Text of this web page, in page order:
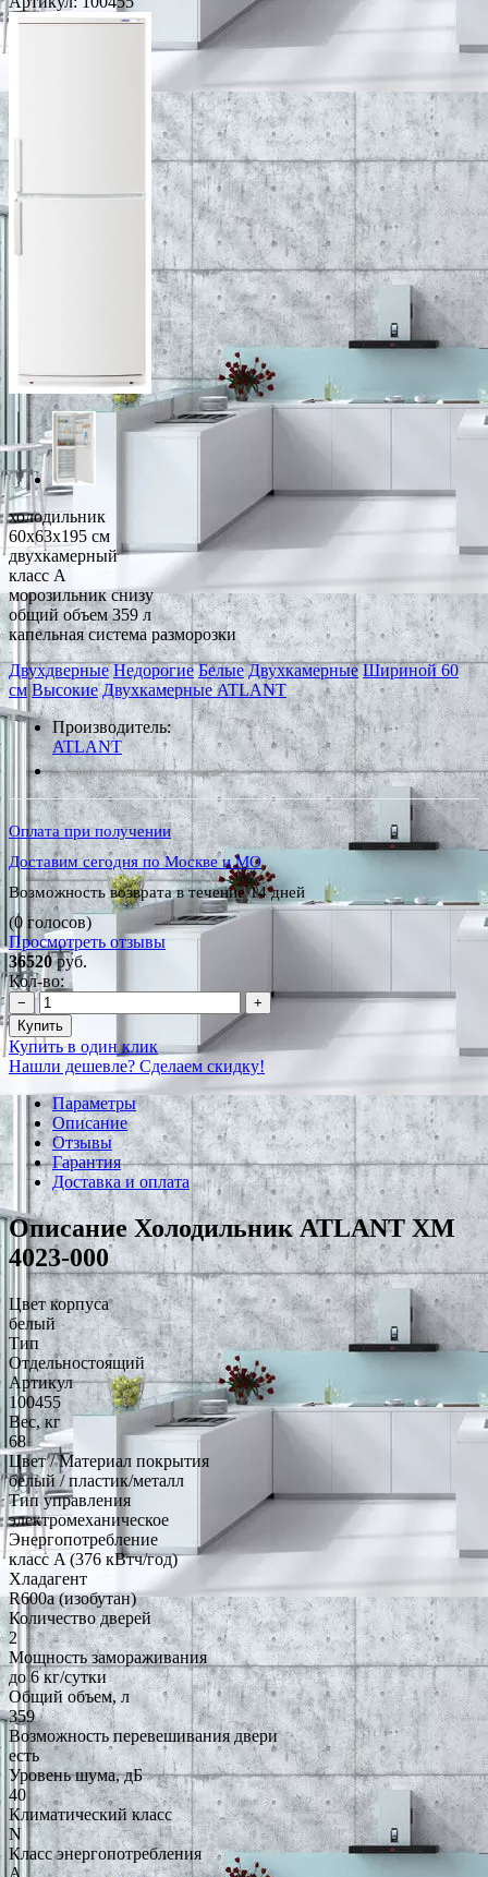
холодильник
60x63x195 см
двухкамерный
класс A
морозильник снизу
общий объем 359 л
капельная система разморозки
Двухдверные Недорогие Белые Двухкамерные Шириной 60
см Высокие Двухкамерные ATLANT
Производитель:
ATLANT
*Наличие уточняйте у менеджера
Оплата при получении
Доставим сегодня по Москве и МО
Возможность возврата в течение 14 дней
(0 голосов)
Просмотреть отзывы
36520руб.
Кол-во:
−
+
Купить
Купить в один клик
Нашли дешевле? Сделаем скидку!
Параметры
Описание
Отзывы
Гарантия
Доставка и оплата
Описание Холодильник ATLANT ХМ
4023-000
Цвет корпуса
белый
Тип
Отдельностоящий
Артикул
100455
Вес, кг
68
Цвет / Материал покрытия
белый / пластик/металл
Тип управления
электромеханическое
Энергопотребление
класс A (376 кВтч/год)
Хладагент
R600a (изобутан)
Количество дверей
2
Мощность замораживания
до 6 кг/cутки
Общий объем, л
359
Возможность перевешивания двери
есть
Уровень шума, дБ
40
Климатический класс
N
Класс энергопотребления
A